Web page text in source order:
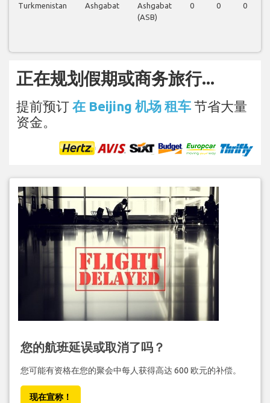
Turkmenistan Ashgabat
Ashgabat
(ASB)
0 0 0
正在规划假期或商务旅行...
提前预订 在 Beijing 机场 租车 节省大量
资金。
您的航班延误或取消了吗？
您可能有资格在您的聚会中每人获得高达 600 欧元的补偿。
现在宣称！